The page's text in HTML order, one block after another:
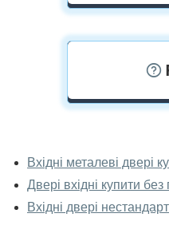
Так, можна подивитися
фірмовому салоні-
Вхідні металеві двері
Двері вхідні купити
Вхідні двері